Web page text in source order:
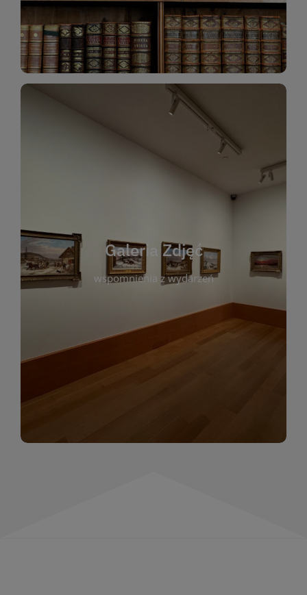
Katalog Zbiorów
Galeria Zdjęć
wspomnienia z wydarzeń
Galeria Zdjęć
wspomnienia z wydarzeń, spotkań i projektów
którym można zobaczyć, jak żyje nasza biblioteka
i jej społeczność. Zdjęcia dokumentują zarówno
uroczyste chwile, jak i codzienne aktywności
czytelników. Regularnie dodajemy nowe galerie,
by każdy mógł powrócić do wyjątkowych
momentów. Zapraszamy do obejrzenia,
wspominania i inspirowania się!